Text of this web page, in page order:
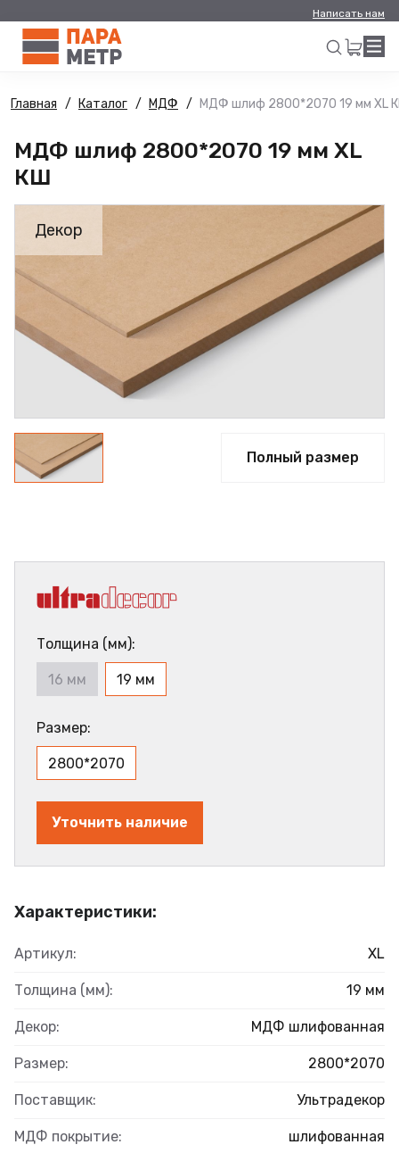
Написать нам
Искать
Главная Каталог МДФ МДФ шлиф 2800*2070 19 мм XL
МДФ шлиф 2800*2070 19 мм XL
КШ
Декор
Полный размер
Характеристики:
Артикул: XL
Толщина (мм): 19 мм
Декор: МДФ шлифованная
Размер: 2800*2070
Поставщик: Ультрадекор
МДФ покрытие: шлифованная
Толщина (мм):
16 мм 19 мм
Размер:
2800*2070
Уточнить наличие